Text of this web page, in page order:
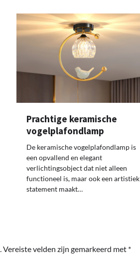
Prachtige keramische
vogelplafondlamp
De keramische vogelplafondlamp is
een opvallend en elegant
verlichtingsobject dat niet alleen
functioneel is, maar ook een artistiek
statement maakt…
Vereiste velden zijn gemarkeerd met *